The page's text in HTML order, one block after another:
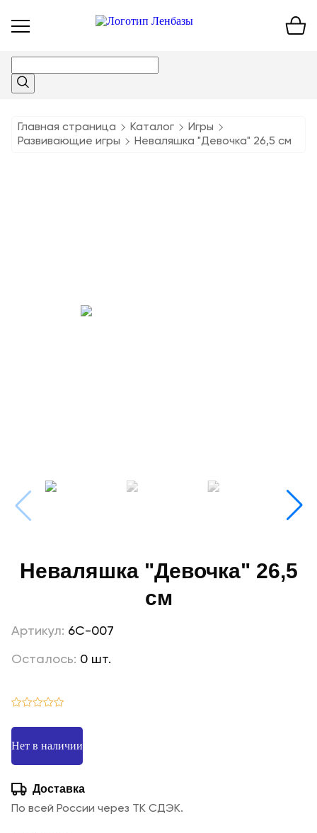
Открыть
Главная страница Каталог
Игры
Развивающие игры
Неваляшка "Девочка" 26,5 см
Неваляшка "Девочка" 26,5
см
Артикул: 6С-007
Осталось: 0 шт.
Нет в наличии
Доставка
По всей России через ТК СДЭК.